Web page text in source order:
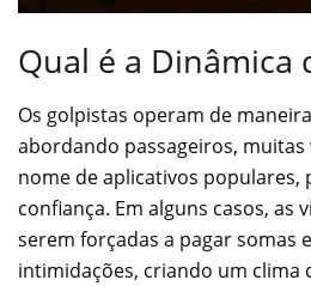
Qual é a Dinâmica
Os golpistas operam de
abordando passageiros, muitas
nome de aplicativos populares,
confiança. Em alguns casos, as
serem forçadas a pagar somas
intimidações, criando um clima